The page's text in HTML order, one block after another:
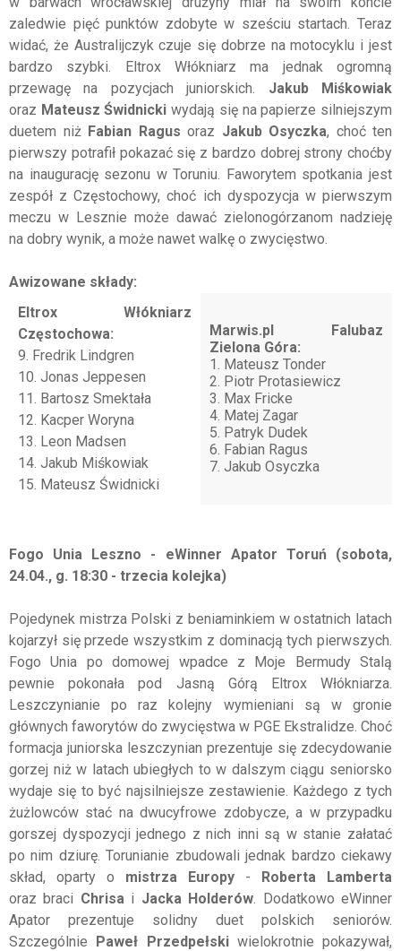
zaledwie pięć punktów zdobyte w sześciu startach. Teraz
widać, że Australijczyk czuje się dobrze na motocyklu i jest
bardzo szybki. Eltrox Włókniarz ma jednak ogromną
przewagę na pozycjach juniorskich. Jakub Miśkowiak
oraz Mateusz Świdnicki wydają się na papierze silniejszym
duetem niż Fabian Ragus oraz Jakub Osyczka, choć ten
pierwszy potrafił pokazać się z bardzo dobrej strony choćby
na inaugurację sezonu w Toruniu. Faworytem spotkania jest
zespół z Częstochowy, choć ich dyspozycja w pierwszym
meczu w Lesznie może dawać zielonogórzanom nadzieję
na dobry wynik, a może nawet walkę o zwycięstwo.
Awizowane składy:
Eltrox Włókniarz
Częstochowa:
9. Fredrik Lindgren
10. Jonas Jeppesen
11. Bartosz Smektała
12. Kacper Woryna
13. Leon Madsen
14. Jakub Miśkowiak
15. Mateusz Świdnicki
Marwis.pl Falubaz
Zielona Góra:
1. Mateusz Tonder
2. Piotr Protasiewicz
3. Max Fricke
4. Matej Zagar
5. Patryk Dudek
6. Fabian Ragus
7. Jakub Osyczka
Fogo Unia Leszno - eWinner Apator Toruń (sobota,
24.04., g. 18:30 - trzecia kolejka)
Pojedynek mistrza Polski z beniaminkiem w ostatnich latach
kojarzył się przede wszystkim z dominacją tych pierwszych.
Fogo Unia po domowej wpadce z Moje Bermudy Stalą
pewnie pokonała pod Jasną Górą Eltrox Włókniarza.
Leszczynianie po raz kolejny wymieniani są w gronie
głównych faworytów do zwycięstwa w PGE Ekstralidze. Choć
formacja juniorska leszczynian prezentuje się zdecydowanie
gorzej niż w latach ubiegłych to w dalszym ciągu seniorsko
wydaje się to być najsilniejsze zestawienie. Każdego z tych
żużlowców stać na dwucyfrowe zdobycze, a w przypadku
gorszej dyspozycji jednego z nich inni są w stanie załatać
po nim dziurę. Torunianie zbudowali jednak bardzo ciekawy
skład, oparty o mistrza Europy - Roberta Lamberta
oraz braci Chrisai Jacka Holderów. Dodatkowo eWinner
Apator prezentuje solidny duet polskich seniorów.
Szczególnie Paweł Przedpełskiwielokrotnie pokazywał,